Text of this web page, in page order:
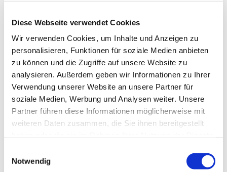
Diese Webseite verwendet Cookies
Wir verwenden Cookies, um Inhalte und Anzeigen zu
personalisieren, Funktionen für soziale Medien anbieten
zu können und die Zugriffe auf unsere Website zu
analysieren. Außerdem geben wir Informationen zu Ihrer
Verwendung unserer Website an unsere Partner für
soziale Medien, Werbung und Analysen weiter. Unsere
Partner führen diese Informationen möglicherweise mit
weiteren Daten zusammen, die Sie ihnen bereitgestellt
Notwendig